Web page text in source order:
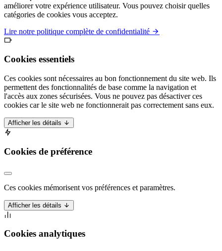
améliorer votre expérience utilisateur. Vous pouvez choisir quelles
catégories de cookies vous acceptez.
Lire notre politique complète de confidentialité
Cookies essentiels
Ces cookies sont nécessaires au bon fonctionnement du site web. Ils
permettent des fonctionnalités de base comme la navigation et
l'accès aux zones sécurisées. Vous ne pouvez pas désactiver ces
cookies car le site web ne fonctionnerait pas correctement sans eux.
Afficher les détails
Cookies de préférence
Ces cookies mémorisent vos préférences et paramètres.
Afficher les détails
Cookies analytiques